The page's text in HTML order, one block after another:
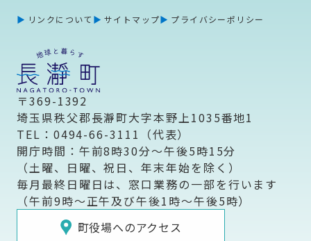
リンクについて サイトマップ プライバシーポリシー
〒369-1392
埼玉県秩父郡長瀞町大字本野上1035番地1
TEL：0494-66-3111（代表）
開庁時間：午前8時30分～午後5時15分
（土曜、日曜、祝日、年末年始を除く）
毎月最終日曜日は、窓口業務の一部を行います
（午前9時～正午及び午後1時～午後5時）
町役場へのアクセス